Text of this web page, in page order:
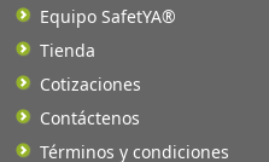
Equipo SafetYA®
Tienda
Cotizaciones
Contáctenos
Términos y condiciones